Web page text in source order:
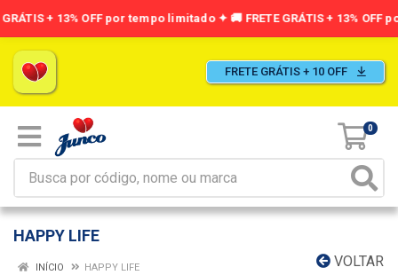
FRETE GRÁTIS + 10 OFF
0
HAPPY LIFE
VOLTAR
INÍCIO HAPPY LIFE